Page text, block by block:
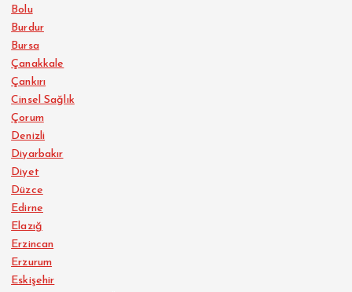
Bolu
Burdur
Bursa
Çanakkale
Çankırı
Cinsel Sağlık
Çorum
Denizli
Diyarbakır
Diyet
Düzce
Edirne
Elazığ
Erzincan
Erzurum
Eskişehir